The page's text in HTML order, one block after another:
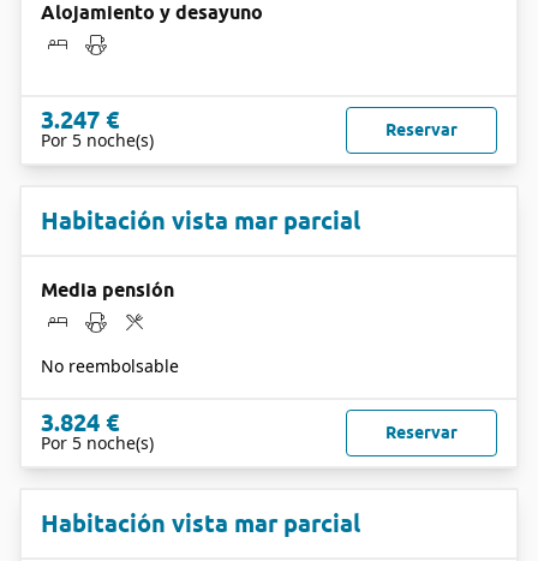
Alojamiento y desayuno
3.247 €
Por 5 noche(s) Reservar
Habitación vista mar parcial
Media pensión
No reembolsable
3.824 €
Por 5 noche(s) Reservar
Habitación vista mar parcial